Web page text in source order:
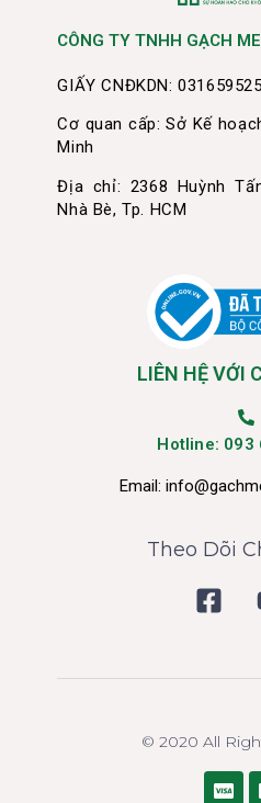
CÔNG TY TNHH GẠCH
GIẤY CNĐKDN:
Cơ quan cấp: Sở Kế
Minh
Địa chỉ: 2368 Huỳnh
Nhà Bè, Tp. HCM
LIÊN HỆ VỚI
Hotline: 093
Email:
Theo Dõi
© 2020 All